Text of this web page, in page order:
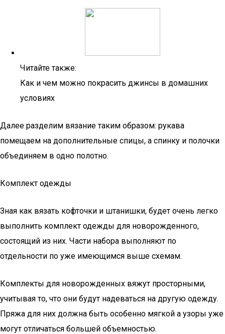
Читайте также:
Как и чем можно покрасить джинсы в домашних
условиях
Далее разделим вязание таким образом: рукава
помещаем на дополнительные спицы, а спинку и полочки
объединяем в одно полотно.
Комплект одежды
Зная как вязать кофточки и штанишки, будет очень легко
выполнить комплект одежды для новорожденного,
состоящий из них. Части набора выполняют по
отдельности по уже имеющимся выше схемам.
Комплекты для новорожденных вяжут просторными,
учитывая то, что они будут надеваться на другую одежду.
Пряжа для них должна быть особенно мягкой а узоры уже
могут отличаться большей объемностью.